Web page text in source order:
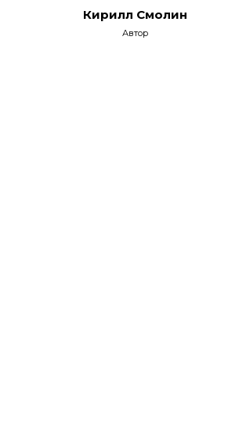
Кирилл Смолин
Автор